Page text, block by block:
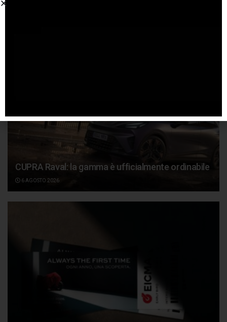
CUPRA Raval: la gamma è ufficialmente ordinabile
6 AGOSTO 2026